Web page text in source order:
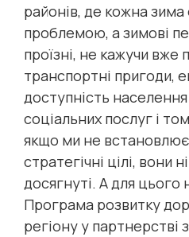
районів, де кожна
проблемою, а зимові
проїзні, не кажучи
транспортні пригоди,
доступність
соціальних послуг і
якщо ми не
стратегічні цілі, вони
досягнуті. А для цього
Програма розвитку
регіону у партнерстві